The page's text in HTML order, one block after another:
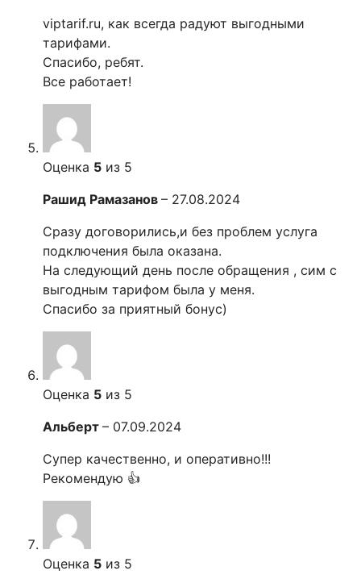
viptarif.ru, как всегда радуют выгодными
тарифами.
Спасибо, ребят.
Все работает!
Оценка 5 из 5
Рашид Рамазанов – 27.08.2024
Сразу договорились,и без проблем услуга
подключения была оказана.
На следующий день после обращения , сим с
выгодным тарифом была у меня.
Спасибо за приятный бонус)
Оценка 5 из 5
Альберт – 07.09.2024
Супер качественно, и оперативно!!!
Рекомендую 👍
Оценка 5 из 5